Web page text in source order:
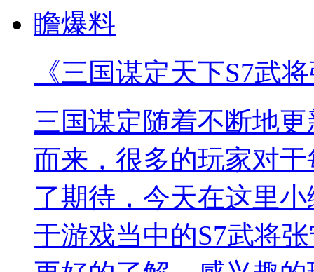
《三国谋定天下S7武
三国谋定随着不断地
而来，很多的玩家对
了期待，今天在这里
于游戏当中的S7武将